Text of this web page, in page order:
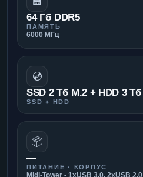
64 Гб DDR5
ПАМЯТЬ
6000 МГц
💿
SSD 2 Тб M.2 + HDD 3 Тб
SSD + HDD
📦
—
ПИТАНИЕ · КОРПУС
Midi-Tower • 1xUSB 3.0, 2xUSB 2.0